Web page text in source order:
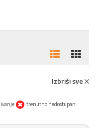
Izbriši sve
trenutno nedostupan